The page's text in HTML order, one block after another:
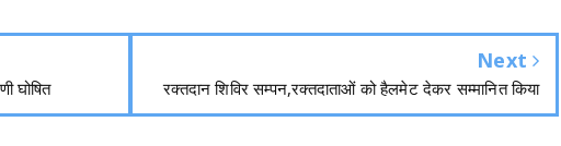
घोषित
Next
रक्तदान शिविर सम्पन,रक्तदाताओं को हैलमेट देकर सम्मानित किया